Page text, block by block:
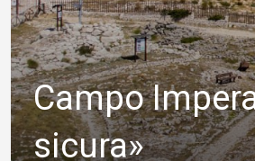
Campo
sicura»